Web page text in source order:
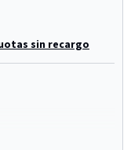
sin recargo